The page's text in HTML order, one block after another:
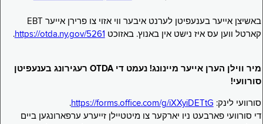
באשיצן אייער בענעפיטן לערנט איבער ווי אזוי צו פרירן אייער EBT
קארטל ווען עס איז נישט אין באנוץ. באזוכט https://otda.ny.gov/5261
.
מיר ווילן הערן אייער מיינונג! נעמט די OTDA רעגירונג בענעפיטן
סורוועי!
סורוועי לינק: https://forms.office.com/g/iXXyiDETtG
.
די סורוועי פארבעט ניו יארקער צו מיטטיילן זייערע ערפארונגען ביים